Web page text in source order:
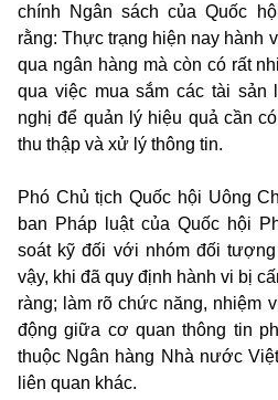
chính Ngân sách của Quốc
rằng: Thực trạng hiện nay hành
qua ngân hàng mà còn có rất
qua việc mua sắm các tài sản
nghị để quản lý hiệu quả cần
thu thập và xử lý thông tin.
Phó Chủ tịch Quốc hội Uông
ban Pháp luật của Quốc hội
soát kỹ đối với nhóm đối
vậy, khi đã quy định hành vi bị
ràng; làm rõ chức năng, nhiệm
động giữa cơ quan thông tin
thuộc Ngân hàng Nhà nước
liên quan khác.